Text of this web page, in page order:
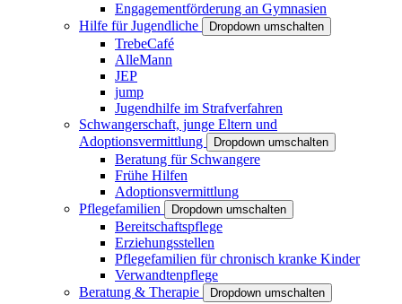
Engagementförderung an Gymnasien
Hilfe für Jugendliche
Dropdown umschalten
TrebeCafé
AlleMann
JEP
jump
Jugendhilfe im Strafverfahren
Schwangerschaft, junge Eltern und
Adoptionsvermittlung
Dropdown umschalten
Beratung für Schwangere
Frühe Hilfen
Adoptionsvermittlung
Pflegefamilien
Dropdown umschalten
Bereitschaftspflege
Erziehungsstellen
Pflegefamilien für chronisch kranke Kinder
Verwandtenpflege
Beratung & Therapie
Dropdown umschalten